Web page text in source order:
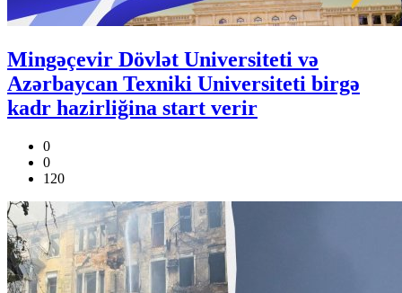
Mingəçevir Dövlət Universiteti və
Azərbaycan Texniki Universiteti birgə
kadr hazirliğina start verir
0
0
120